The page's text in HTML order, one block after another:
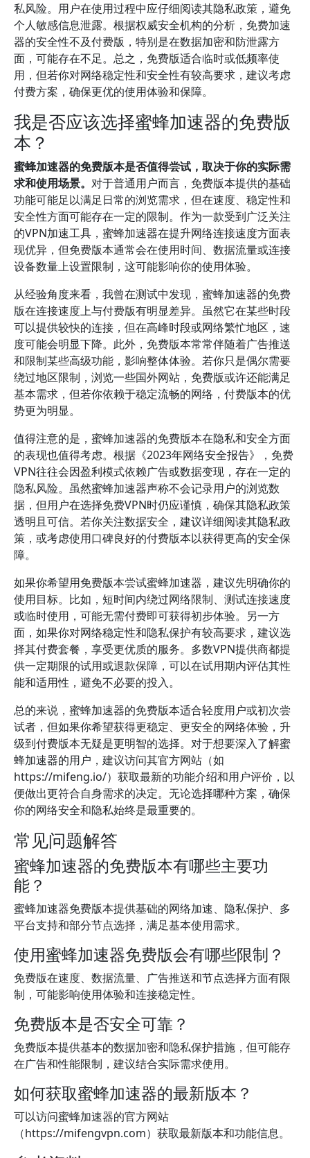
私风险。用户在使用过程中应仔细阅读其隐私政策，避免
个人敏感信息泄露。根据权威安全机构的分析，免费加速
器的安全性不及付费版，特别是在数据加密和防泄露方
面，可能存在不足。总之，免费版适合临时或低频率使
用，但若你对网络稳定性和安全性有较高要求，建议考虑
付费方案，确保更优的使用体验和保障。
我是否应该选择蜜蜂加速器的免费版
本？
蜜蜂加速器的免费版本是否值得尝试，取决于你的实际需
求和使用场景。 对于普通用户而言，免费版本提供的基础
功能可能足以满足日常的浏览需求，但在速度、稳定性和
安全性方面可能存在一定的限制。作为一款受到广泛关注
的VPN加速工具，蜜蜂加速器在提升网络连接速度方面表
现优异，但免费版本通常会在使用时间、数据流量或连接
设备数量上设置限制，这可能影响你的使用体验。
从经验角度来看，我曾在测试中发现，蜜蜂加速器的免费
版在连接速度上与付费版有明显差异。虽然它在某些时段
可以提供较快的连接，但在高峰时段或网络繁忙地区，速
度可能会明显下降。此外，免费版本常常伴随着广告推送
和限制某些高级功能，影响整体体验。若你只是偶尔需要
绕过地区限制，浏览一些国外网站，免费版或许还能满足
基本需求，但若你依赖于稳定流畅的网络，付费版本的优
势更为明显。
值得注意的是，蜜蜂加速器的免费版本在隐私和安全方面
的表现也值得考虑。根据《2023年网络安全报告》，免费
VPN往往会因盈利模式依赖广告或数据变现，存在一定的
隐私风险。虽然蜜蜂加速器声称不会记录用户的浏览数
据，但用户在选择免费VPN时仍应谨慎，确保其隐私政策
透明且可信。若你关注数据安全，建议详细阅读其隐私政
策，或考虑使用口碑良好的付费版本以获得更高的安全保
障。
如果你希望用免费版本尝试蜜蜂加速器，建议先明确你的
使用目标。比如，短时间内绕过网络限制、测试连接速度
或临时使用，可能无需付费即可获得初步体验。另一方
面，如果你对网络稳定性和隐私保护有较高要求，建议选
择其付费套餐，享受更优质的服务。多数VPN提供商都提
供一定期限的试用或退款保障，可以在试用期内评估其性
能和适用性，避免不必要的投入。
总的来说，蜜蜂加速器的免费版本适合轻度用户或初次尝
试者，但如果你希望获得更稳定、更安全的网络体验，升
级到付费版本无疑是更明智的选择。对于想要深入了解蜜
蜂加速器的用户，建议访问其官方网站（如
https://mifeng.io/）获取最新的功能介绍和用户评价，以
便做出更符合自身需求的决定。无论选择哪种方案，确保
你的网络安全和隐私始终是最重要的。
常见问题解答
蜜蜂加速器的免费版本有哪些主要功
能？
蜜蜂加速器免费版本提供基础的网络加速、隐私保护、多
平台支持和部分节点选择，满足基本使用需求。
使用蜜蜂加速器免费版会有哪些限制？
免费版在速度、数据流量、广告推送和节点选择方面有限
制，可能影响使用体验和连接稳定性。
免费版本是否安全可靠？
免费版本提供基本的数据加密和隐私保护措施，但可能存
在广告和性能限制，建议结合实际需求使用。
如何获取蜜蜂加速器的最新版本？
可以访问蜜蜂加速器的官方网站
（https://mifengvpn.com）获取最新版本和功能信息。